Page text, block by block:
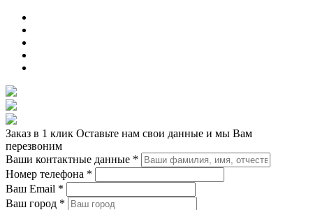
Заказ в 1 клик Оставьте нам свои данные и мы Вам
перезвоним
Ваши контактные данные *
Номер телефона *
Ваш Email *
Ваш город *